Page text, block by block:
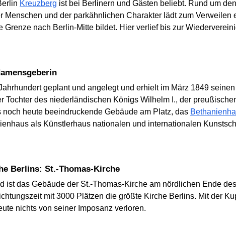
Kreuzberg ist bei Berlinern und Gästen beliebt. Rund um
Menschen und der parkähnlichen Charakter lädt zum
Grenze nach Berlin-Mitte bildet. Hier verlief bis zur
geplant und angelegt und erhielt im März 1849
Tochter des niederländischen Königs Wilhelm I., der
heute beeindruckende Gebäude am Platz, das
als Künstlerhaus nationalen und internationalen
Berlins: St.-Thomas-Kirche
ist das Gebäude der St.-Thomas-Kirche am nördlichen Ende
mit 3000 Plätzen die größte Kirche Berlins. Mit der
nichts von seiner Imposanz verloren.